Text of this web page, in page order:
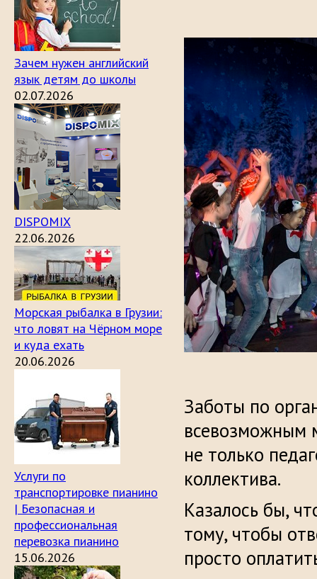
Зачем нужен английский
язык детям до школы
02.07.2026
DISPOMIX
22.06.2026
Морская рыбалка в Грузии:
что ловят на Чёрном море
и куда ехать
20.06.2026
Услуги по
транспортировке пианино
| Безопасная и
профессиональная
перевозка пианино
15.06.2026
Заботы по
всевозможным
не только
коллектива.
Казалось бы,
тому, чтобы
просто